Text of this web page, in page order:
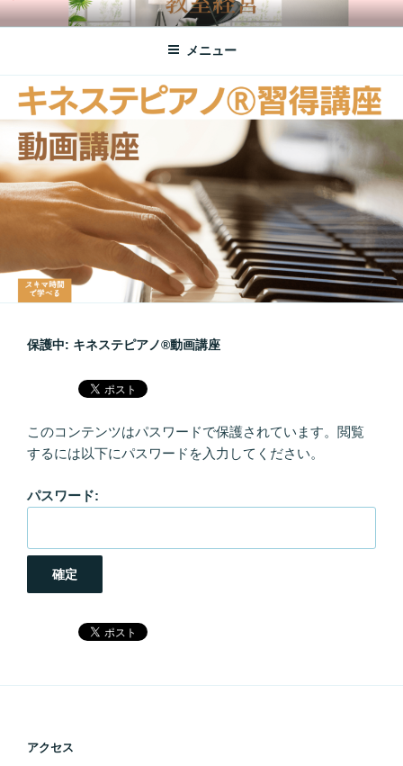
コ
ン
ン
へ
キ
ッ
プ
オンラインレッスン
ご自宅にいながらピアノレッスン♪
メニュー
保護中: キネステピアノ®︎動画講座
このコンテンツはパスワードで保護されています。閲覧
するには以下にパスワードを入力してください。
パスワード:
アクセス